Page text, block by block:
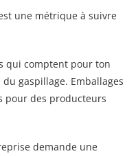
une métrique à suivre
qui comptent pour ton
gaspillage. Emballages
pour des producteurs
demande une